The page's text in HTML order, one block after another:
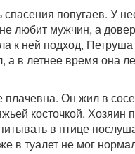
попугаев. У
любит мужчин, а
к ней подход,
в летнее время она
Он жил в
косточкой. Хозяин
в птице
в туалет не мог